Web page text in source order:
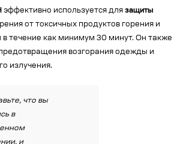
эффективно используется для защиты
от токсичных продуктов горения и
в течение как минимум 30 минут. Он также
возгорания одежды и
излучения.
что вы
в
и